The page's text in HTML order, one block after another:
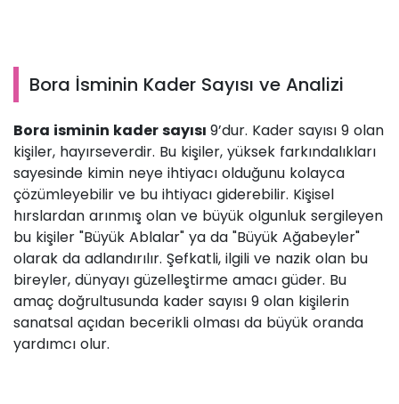
Bora İsminin Kader Sayısı ve Analizi
Bora isminin kader sayısı 9’dur. Kader sayısı 9 olan
kişiler, hayırseverdir. Bu kişiler, yüksek farkındalıkları
sayesinde kimin neye ihtiyacı olduğunu kolayca
çözümleyebilir ve bu ihtiyacı giderebilir. Kişisel
hırslardan arınmış olan ve büyük olgunluk sergileyen
bu kişiler "Büyük Ablalar" ya da "Büyük Ağabeyler"
olarak da adlandırılır. Şefkatli, ilgili ve nazik olan bu
bireyler, dünyayı güzelleştirme amacı güder. Bu
amaç doğrultusunda kader sayısı 9 olan kişilerin
sanatsal açıdan becerikli olması da büyük oranda
yardımcı olur.